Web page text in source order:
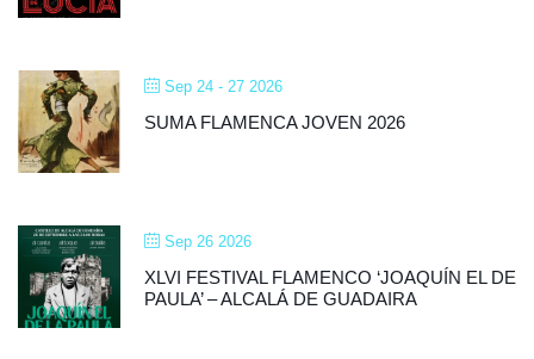
Sep 24 - 27 2026
SUMA FLAMENCA JOVEN 2026
Sep 26 2026
XLVI FESTIVAL FLAMENCO ‘JOAQUÍN EL DE
PAULA’ – ALCALÁ DE GUADAIRA